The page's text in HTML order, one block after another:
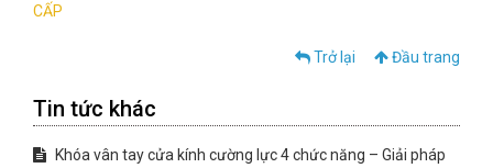
CẤP
Trở lại Đầu trang
Tin tức khác
Khóa vân tay cửa kính cường lực 4 chức năng – Giải pháp